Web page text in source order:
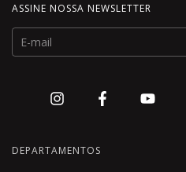
ASSINE NOSSA NEWSLETTER
DEPARTAMENTOS